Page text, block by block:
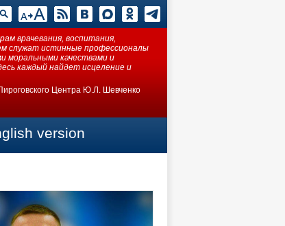
врачевания, воспитания,
служат истинные профессионалы
моральными качествами и
каждый найдет исцеление и
Центра Ю.Л. Шевченко
version